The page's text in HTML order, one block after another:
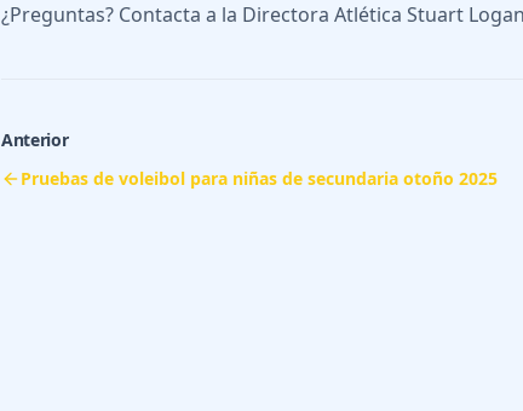
¿Preguntas? Contacta a la Directora Atlética Stuart
Anterior
Pruebas de voleibol para niñas de secundaria otoño 2025